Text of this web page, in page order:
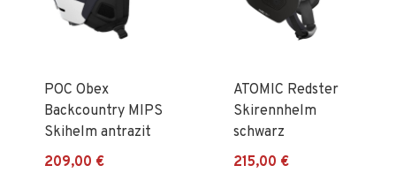
POC Obex
Backcountry MIPS
Skihelm antrazit
209,00 €
ATOMIC Redster
Skirennhelm
schwarz
215,00 €